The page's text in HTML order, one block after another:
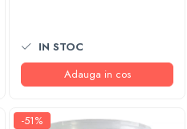
IN STOC
Adauga in cos
-51%